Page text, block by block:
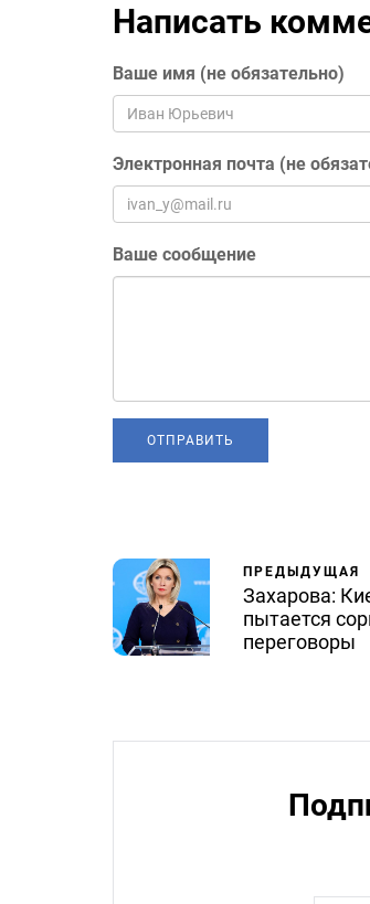
Написать
Ваше имя (не обязательно)
Электронная почта (не
Ваше сообщение
ПРЕДЫДУЩАЯ
Захарова:
пытается
переговоры